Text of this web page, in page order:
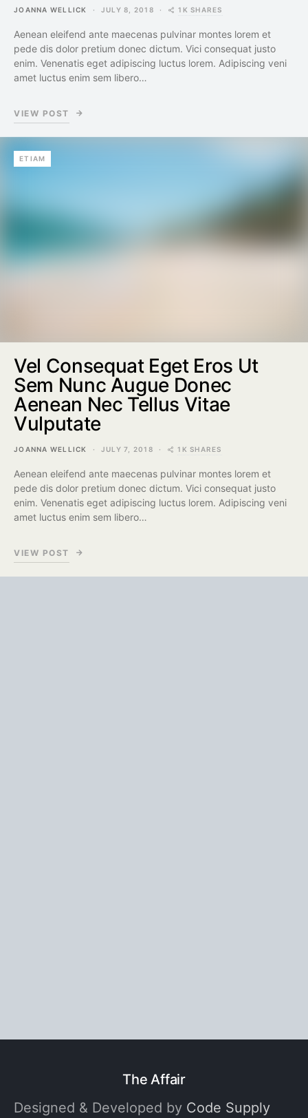
JOANNA WELLICK JULY 8, 2018 1K SHARES
Aenean eleifend ante maecenas pulvinar montes lorem et
pede dis dolor pretium donec dictum. Vici consequat justo
enim. Venenatis eget adipiscing luctus lorem. Adipiscing veni
amet luctus enim sem libero…
VIEW POST
ETIAM
Vel Consequat Eget Eros Ut
Sem Nunc Augue Donec
Aenean Nec Tellus Vitae
Vulputate
JOANNA WELLICK JULY 7, 2018 1K SHARES
Aenean eleifend ante maecenas pulvinar montes lorem et
pede dis dolor pretium donec dictum. Vici consequat justo
enim. Venenatis eget adipiscing luctus lorem. Adipiscing veni
amet luctus enim sem libero…
VIEW POST
The Affair
Designed & Developed by Code Supply